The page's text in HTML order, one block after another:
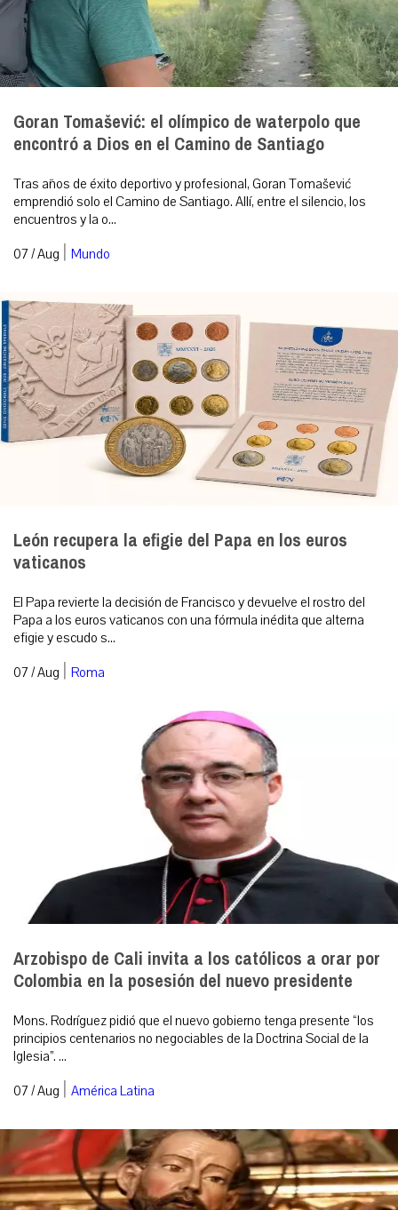
Goran Tomašević: el olímpico de waterpolo que
encontró a Dios en el Camino de Santiago
Tras años de éxito deportivo y profesional, Goran Tomašević
emprendió solo el Camino de Santiago. Allí, entre el silencio, los
encuentros y la o...
07 / Aug | Mundo
León recupera la efigie del Papa en los euros
vaticanos
El Papa revierte la decisión de Francisco y devuelve el rostro del
Papa a los euros vaticanos con una fórmula inédita que alterna
efigie y escudo s...
07 / Aug | Roma
Arzobispo de Cali invita a los católicos a orar por
Colombia en la posesión del nuevo presidente
Mons. Rodríguez pidió que el nuevo gobierno tenga presente “los
principios centenarios no negociables de la Doctrina Social de la
Iglesia”. ...
07 / Aug | América Latina